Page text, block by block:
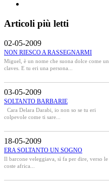
Articoli più letti
02-05-2009
NON RIESCO A RASSEGNARMI
Miguel, è un nome che suona dolce come un
claves. E tu eri una persona...
03-05-2009
SOLTANTO BARBARIE
Cara Delara Darabi, io non so se tu eri
colpevole come ti sare...
18-05-2009
ERA SOLTANTO UN SOGNO
Il barcone veleggiava, sì fa per dire, verso le
coste africa...